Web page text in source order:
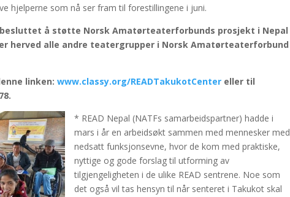
hjelperne som nå ser fram til forestillingene i juni.
å støtte Norsk Amatørteaterforbunds prosjekt i Nepal
herved alle andre teatergrupper i Norsk Amatørteaterforbund
linken: www.classy.org/READTakukotCentereller til
* READ Nepal (NATFs samarbeidspartner) hadde i
mars i år en arbeidsøkt sammen med mennesker med
nedsatt funksjonsevne, hvor de kom med praktiske,
nyttige og gode forslag til utforming av
tilgjengeligheten i de ulike READ sentrene. Noe som
det også vil tas hensyn til når senteret i Takukot skal